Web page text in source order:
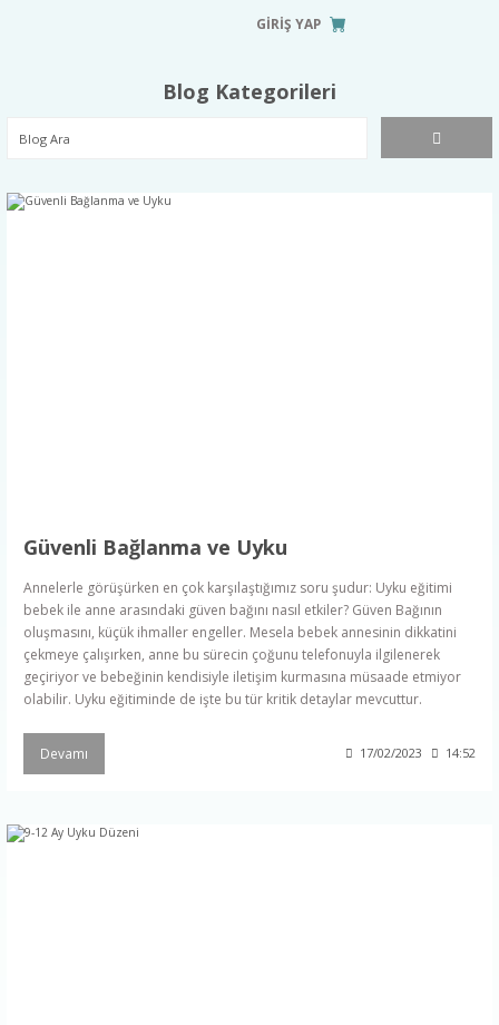
GİRİŞ YAP
Blog Kategorileri
Güvenli Bağlanma ve Uyku
Annelerle görüşürken en çok karşılaştığımız soru şudur: Uyku eğitimi
bebek ile anne arasındaki güven bağını nasıl etkiler? Güven Bağının
oluşmasını, küçük ihmaller engeller. Mesela bebek annesinin dikkatini
çekmeye çalışırken, anne bu sürecin çoğunu telefonuyla ilgilenerek
geçiriyor ve bebeğinin kendisiyle iletişim kurmasına müsaade etmiyor
olabilir. Uyku eğitiminde de işte bu tür kritik detaylar mevcuttur.
Devamı 17/02/2023 14:52